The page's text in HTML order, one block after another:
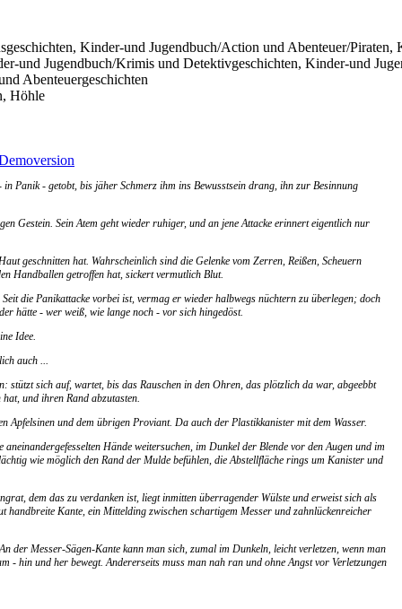
Kinder-und Jugendbuch/Action und Abenteuer/
und Jugendbuch/Krimis und Detektivgeschichten, Kinder-und
Abenteuergeschichten
Höhle
Panik - getobt, bis jäher Schmerz ihm ins Bewusstsein drang, ihn zur Besinnung
Gestein. Sein Atem geht wieder ruhiger, und an jene Attacke erinnert eigentlich nur
geschnitten hat. Wahrscheinlich sind die Gelenke vom Zerren, Reißen, Scheuern
Handballen getroffen hat, sickert vermutlich Blut.
die Panikattacke vorbei ist, vermag er wieder halbwegs nüchtern zu überlegen; doch
hätte - wer weiß, wie lange noch - vor sich hingedöst.
Idee.
auch ...
stützt sich auf, wartet, bis das Rauschen in den Ohren, das plötzlich da war, abgeebbt
und ihren Rand abzutasten.
Apfelsinen und dem übrigen Proviant. Da auch der Plastikkanister mit dem Wasser.
Hände weitersuchen, im Dunkel der Blende vor den Augen und im
wie möglich den Rand der Mulde befühlen, die Abstellfläche rings um Kanister und
dem das zu verdanken ist, liegt inmitten überragender Wülste und erweist sich als
Kante, ein Mittelding zwischen schartigem Messer und zahnlückenreicher
der Messer-Sägen-Kante kann man sich, zumal im Dunkeln, leicht verletzen, wenn man
- hin und her bewegt. Andererseits muss man nah ran und ohne Angst vor Verletzungen